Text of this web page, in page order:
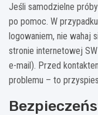
Jeśli samodzielne
po pomoc. W
logowaniem, nie wahaj
stronie internetowej
e-mail). Przed
problemu – to